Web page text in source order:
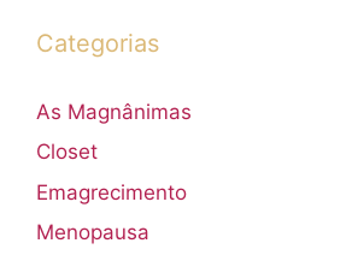
Categorias
As Magnânimas
Closet
Emagrecimento
Menopausa